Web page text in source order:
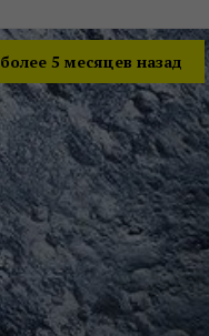
более 5 месяцев назад